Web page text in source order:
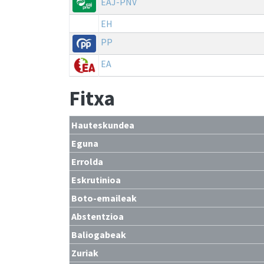
EH
PP
EA
Fitxa
Hauteskundea
Eguna
Errolda
Eskrutinioa
Boto-emaileak
Abstentzioa
Baliogabeak
Zuriak